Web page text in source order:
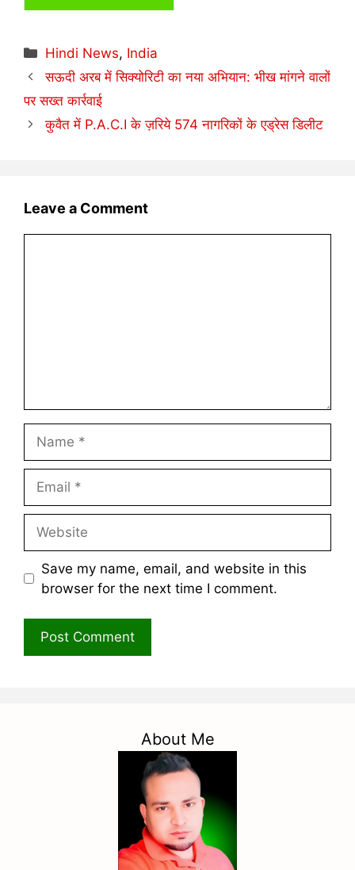
Categories
Hindi News, India
सऊदी अरब में सिक्योरिटी का नया अभियान: भीख मांगने वालों
पर सख्त कार्रवाई
कुवैत में P.A.C.I के ज़रिये 574 नागरिकों के एड्रेस डिलीट
Leave a Comment
Save my name, email, and website in this
browser for the next time I comment.
About Me